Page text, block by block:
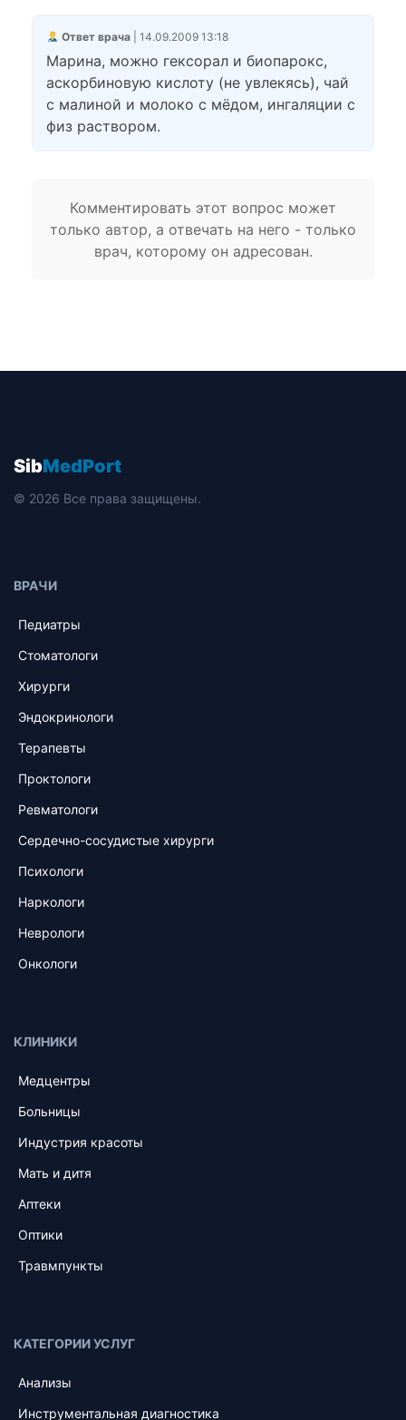
Ответ врача| 14.09.2009 13:18
Марина, можно гексорал и биопарокс,
аскорбиновую кислоту (не увлекясь), чай
с малиной и молоко с мёдом, ингаляции с
физ раствором.
Комментировать этот вопрос может
только автор, а отвечать на него - только
врач, которому он адресован.
SibMedPort
© 2026 Все права защищены.
ВРАЧИ
Педиатры
Стоматологи
Хирурги
Эндокринологи
Терапевты
Проктологи
Ревматологи
Сердечно-сосудистые хирурги
Психологи
Наркологи
Неврологи
Онкологи
КЛИНИКИ
Медцентры
Больницы
Индустрия красоты
Мать и дитя
Аптеки
Оптики
Травмпункты
КАТЕГОРИИ УСЛУГ
Анализы
Инструментальная диагностика